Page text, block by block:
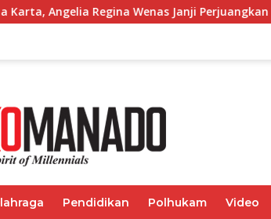
Janji Perjuangkan Semua Aspirasi
Pendidikan Polhukam Video